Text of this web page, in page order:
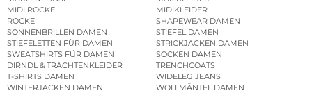
MIDI RÖCKE
MIDIKLEIDER
RÖCKE
SHAPEWEAR DAMEN
SONNENBRILLEN DAMEN
STIEFEL DAMEN
STIEFELETTEN FÜR DAMEN
STRICKJACKEN DAMEN
SWEATSHIRTS FÜR DAMEN
SOCKEN DAMEN
DIRNDL & TRACHTENKLEIDER
TRENCHCOATS
T-SHIRTS DAMEN
WIDELEG JEANS
WINTERJACKEN DAMEN
WOLLMÄNTEL DAMEN